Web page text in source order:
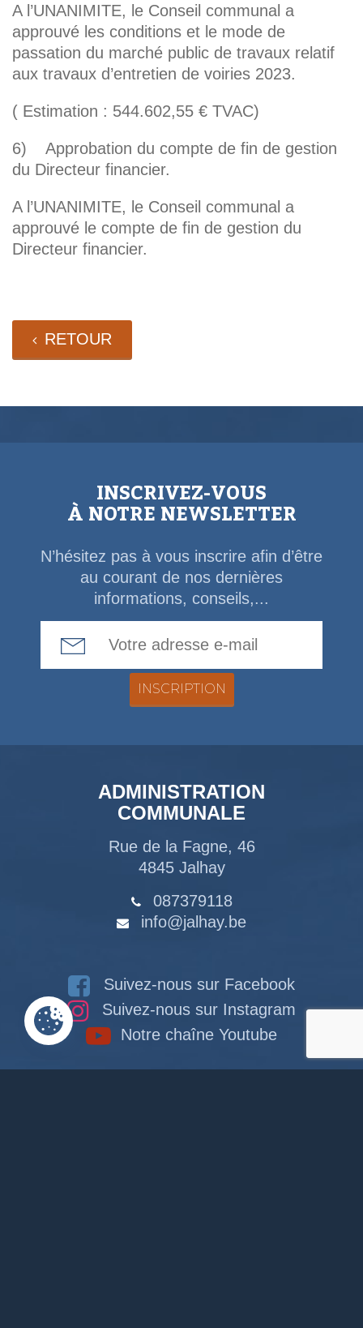
A l’UNANIMITE, le Conseil communal a
approuvé les conditions et le mode de
passation du marché public de travaux relatif
aux travaux d’entretien de voiries 2023.
( Estimation : 544.602,55 € TVAC)
6) Approbation du compte de fin de gestion
du Directeur financier.
A l’UNANIMITE, le Conseil communal a
approuvé le compte de fin de gestion du
Directeur financier.
RETOUR
INSCRIVEZ-VOUS
À NOTRE NEWSLETTER
N’hésitez pas à vous inscrire afin d’être
au courant de nos dernières
informations, conseils,...
ADMINISTRATION
COMMUNALE
Rue de la Fagne, 46
4845 Jalhay
087379118
info@jalhay.be
Suivez-nous sur Facebook
Suivez-nous sur Instagram
Notre chaîne Youtube